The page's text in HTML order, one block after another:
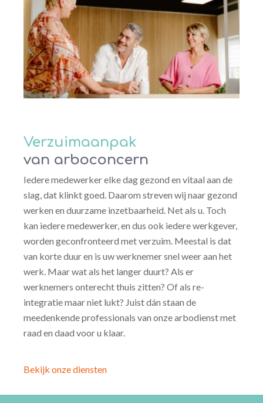
Verzuimaanpak
van arboconcern
Iedere medewerker elke dag gezond en vitaal aan de
slag, dat klinkt goed. Daarom streven wij naar gezond
werken en duurzame inzetbaarheid. Net als u. Toch
kan iedere medewerker, en dus ook iedere werkgever,
worden geconfronteerd met verzuim. Meestal is dat
van korte duur en is uw werknemer snel weer aan het
werk. Maar wat als het langer duurt? Als er
werknemers onterecht thuis zitten? Of als re-
integratie maar niet lukt? Juist dán staan de
meedenkende professionals van onze arbodienst met
raad en daad voor u klaar.
Bekijk onze diensten